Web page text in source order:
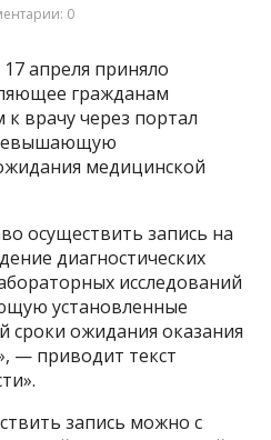
0
апреля приняло
гражданам
врачу через портал
медицинской
осуществить запись на
диагностических
исследований
установленные
сроки ожидания оказания
— приводит текст
запись можно с